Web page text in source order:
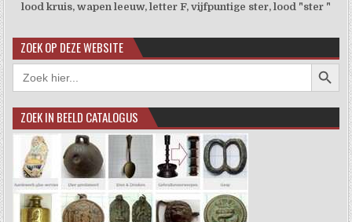
lood kruis, wapen leeuw, letter F, vijfpuntige ster, lood "ster "
ZOEK OP DEZE WEBSITE
Zoek
naar:
ZOEK IN BEELD CATALOGUS